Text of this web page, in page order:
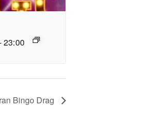
23:00
Bingo Drag